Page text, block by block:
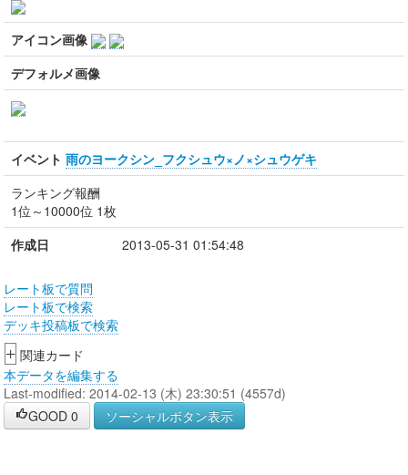
アイコン画像
デフォルメ画像
イベント 雨のヨークシン_フクシュウ×ノ×シュウゲキ
ランキング報酬
1位～10000位 1枚
作成日
2013-05-31 01:54:48
レート板で質問
レート板で検索
デッキ投稿板で検索
+ 関連カード
本データを編集する
Last-modified: 2014-02-13 (木) 23:30:51 (4557d)
GOOD 0 ソーシャルボタン表示